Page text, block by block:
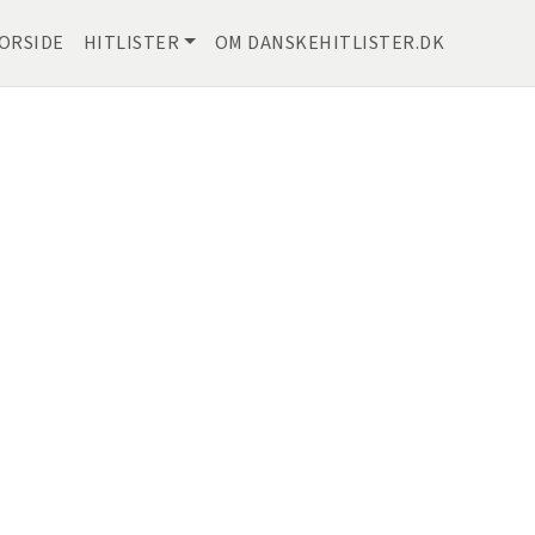
HITLISTER OM DANSKEHITLISTER.DK